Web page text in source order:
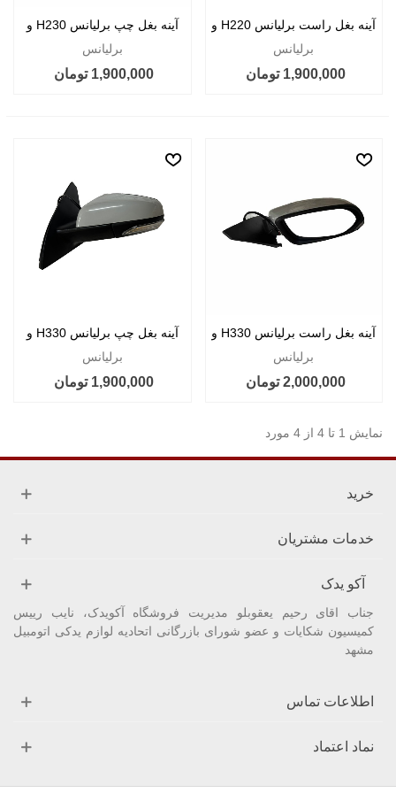
آینه بغل راست برلیانس H220 و
H230
برلیانس
1,900,000 تومان
آینه بغل چپ برلیانس H230 و
H220
برلیانس
1,900,000 تومان
آینه بغل راست برلیانس H330 و
H320
برلیانس
2,000,000 تومان
آینه بغل چپ برلیانس H330 و
H320
برلیانس
1,900,000 تومان
نمایش 1 تا 4 از 4 مورد
خرید
خدمات مشتریان
آکو یدک
جناب اقای رحیم یعقوبلو مدیریت فروشگاه آکویدک، نایب رییس
کمیسیون شکایات و عضو شورای بازرگانی اتحادیه لوازم یدکی اتومبیل
مشهد
اطلاعات تماس
نماد اعتماد